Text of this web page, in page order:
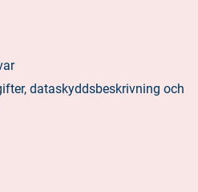
dataskyddsbeskrivning och